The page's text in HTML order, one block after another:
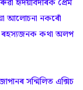
হৃদয়বিদাৰক প্ৰেম
আলোচনা নকৰোঁ
ৰহস্যজনক কথা অলপ
সন্মিলিত এক্সিচ